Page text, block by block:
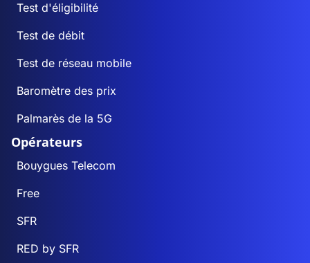
Test d'éligibilité
Test de débit
Test de réseau mobile
Baromètre des prix
Palmarès de la 5G
Opérateurs
Bouygues Telecom
Free
SFR
RED by SFR